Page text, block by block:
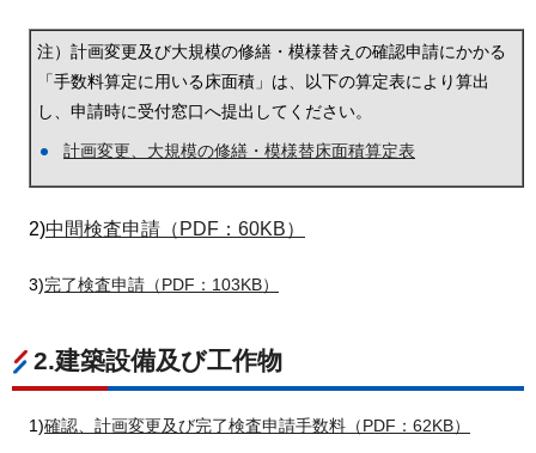
注）計画変更及び大規模の修繕・模様替えの確認申請にかかる
「手数料算定に用いる床面積」は、以下の算定表により算出
し、申請時に受付窓口へ提出してください。
計画変更、大規模の修繕・模様替床面積算定表
2)中間検査申請（PDF：60KB）
3)完了検査申請（PDF：103KB）
2.建築設備及び工作物
1)確認、計画変更及び完了検査申請手数料（PDF：62KB）